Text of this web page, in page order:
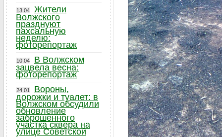
13.04
Жители
Волжского
празднуют
пахсальную
неделю:
фоторепортаж
10.04
В Волжском
зацвела весна:
фоторепортаж
24.01
Вороны,
дорожки и туалет: в
Волжском обсудили
обновление
заброшенного
участка сквера на
улице Советской